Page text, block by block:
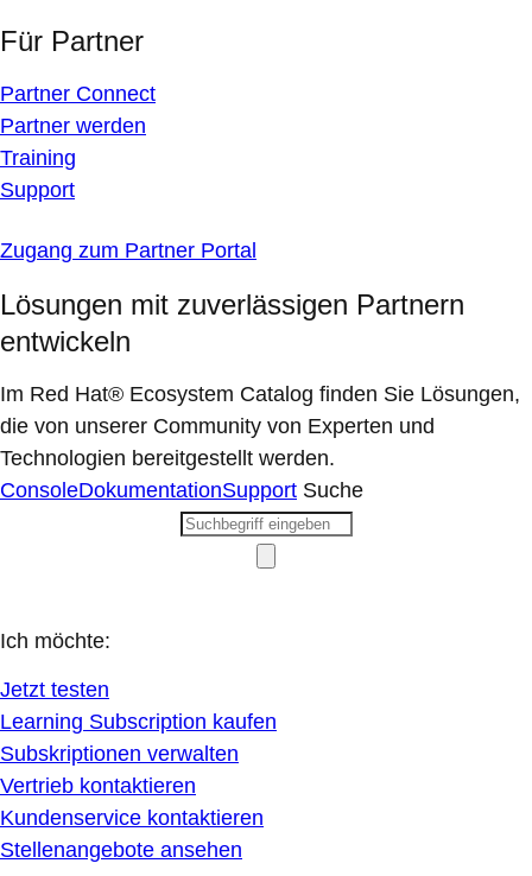
Für Partner
Partner Connect
Partner werden
Training
Support
Zugang zum Partner Portal
Lösungen mit zuverlässigen Partnern
entwickeln
Im Red Hat® Ecosystem Catalog finden Sie Lösungen,
die von unserer Community von Experten und
Technologien bereitgestellt werden.
ConsoleDokumentationSupport Suche
Ich möchte:
Jetzt testen
Learning Subscription kaufen
Subskriptionen verwalten
Vertrieb kontaktieren
Kundenservice kontaktieren
Stellenangebote ansehen